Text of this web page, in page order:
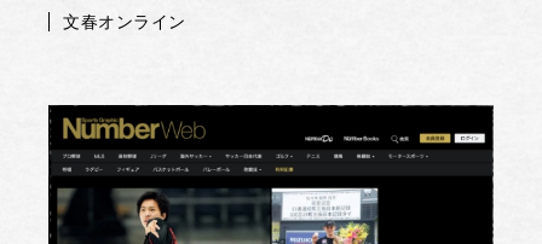
文春オンライン